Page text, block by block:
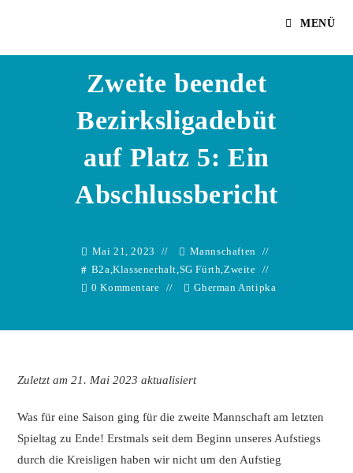
MENÜ
Zweite beendet
Bezirksligadebüt
auf Platz 5: Ein
Abschlussbericht
Mai 21, 2023
Mannschaften
B2a,Klassenerhalt,SG Fürth,Zweite
0 Kommentare
Gherman Antipka
Zuletzt am 21. Mai 2023 aktualisiert
Was für eine Saison ging für die zweite Mannschaft am letzten
Spieltag zu Ende! Erstmals seit dem Beginn unseres Aufstiegs
durch die Kreisligen haben wir nicht um den Aufstieg